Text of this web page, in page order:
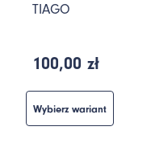
TIAGO
100,00 zł
Wybierz wariant